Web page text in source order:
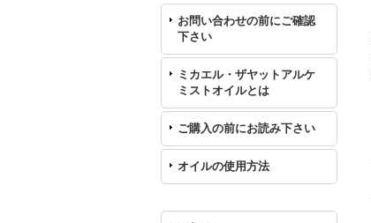
お問い合わせの前にご確認
下さい
ミカエル・ザヤットアルケ
ミストオイルとは
ご購入の前にお読み下さい
オイルの使用方法